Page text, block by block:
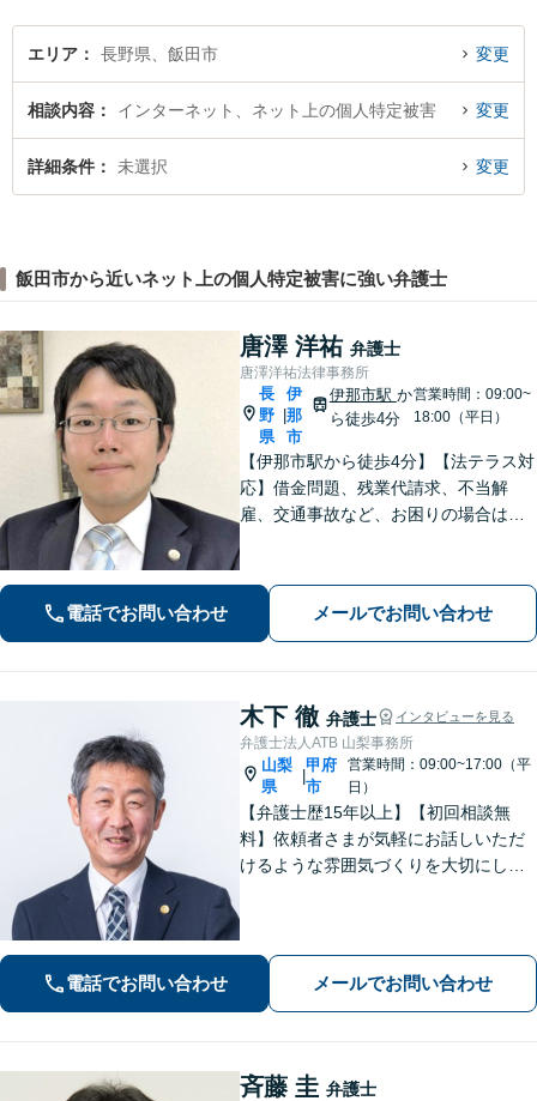
エリア 長野県、飯田市 変更
相談内容 インターネット、ネット上の個人特定被害 変更
詳細条件 未選択 変更
飯田市から近いネット上の個人特定被害に強い弁護士
唐澤 洋祐 弁護士
唐澤洋祐法律事務所
長
野
県
伊
那
市
伊那市駅 か
ら徒歩4分
営業時間：09:00~
18:00（平日）
【伊那市駅から徒歩4分】【法テラス対
応】借金問題、残業代請求、不当解
雇、交通事故など、お困りの場合はす
ます!【秘密厳守】【破産管財人】
電話でお問い合わせ メールでお問い合わせ
木下 徹 弁護士 インタビューを見る
弁護士法人ATB 山梨事務所
山梨
県
|
甲府
市
営業時間：09:00~17:00（平
日）
【弁護士歴15年以上】【初回相談無
料】依頼者さまが気軽にお話しいただ
けるような雰囲気づくりを大切にして
い。【電話・メール・WEB相談可】
電話でお問い合わせ メールでお問い合わせ
斉藤 圭 弁護士